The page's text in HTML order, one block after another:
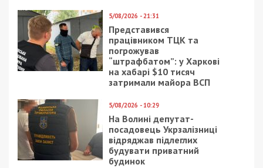
5/08/2026 - 21:31
Представився
працівником ТЦК та
погрожував
“штрафбатом”: у Харкові
на хабарі $10 тисяч
затримали майора ВСП
5/08/2026 - 10:29
На Волині депутат-
посадовець Укрзалізниці
відряджав підлеглих
будувати приватний
будинок